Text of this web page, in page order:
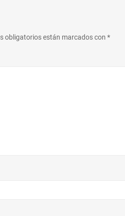
obligatorios están marcados con*